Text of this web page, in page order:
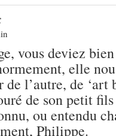
vous deviez
elle
de l’autre, de
de son petit
ou entendu
Philippe.